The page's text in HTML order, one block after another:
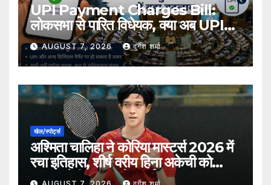
UPI Payment Charges Bill:
लोकसभा से पारित विधेयक, क्या अब UPI
भुगतान पर लग सकता है शुल्क?
AUGUST 7, 2026 दुर्गेश शर्मा
खेल/स्पोर्ट्स
अश्मिता चालिहा ने कोरिया मास्टर्स 2026 में
रचा इतिहास, शीर्ष वरीय हिना अकेची को
हराकर सेमीफाइनल में बनाई जगह